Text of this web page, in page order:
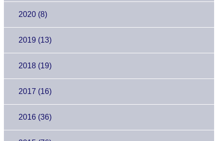
2020 (8)
2019 (13)
2018 (19)
2017 (16)
2016 (36)